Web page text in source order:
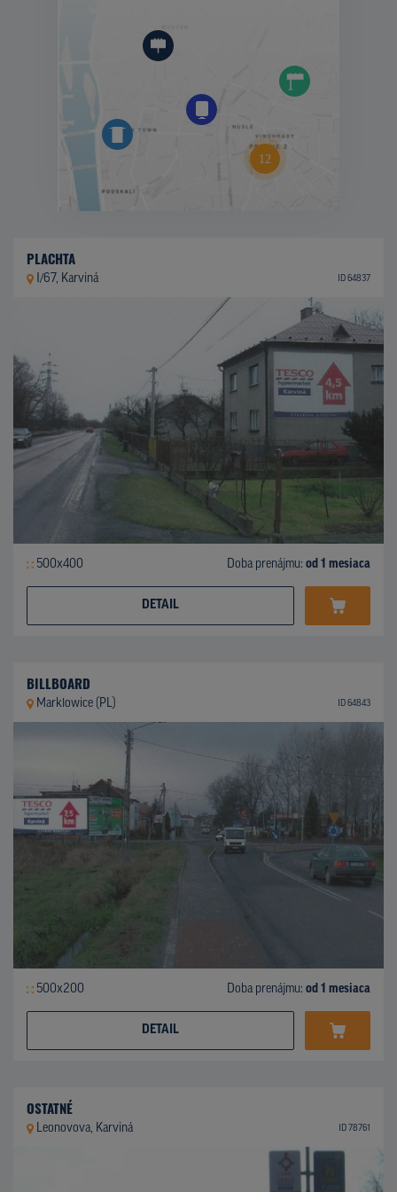
PLACHTA
I/67, Karviná ID 64837
500x400 Doba prenájmu: od 1 mesiaca
DETAIL
BILLBOARD
Marklowice (PL) ID 64843
500x200 Doba prenájmu: od 1 mesiaca
DETAIL
OSTATNÉ
Leonovova, Karviná ID 78761